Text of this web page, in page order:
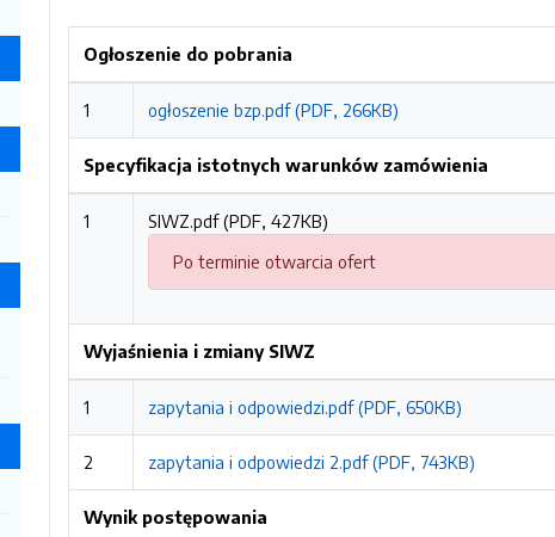
Ogłoszenie do pobrania
1 ogłoszenie bzp.pdf (PDF, 266KB)
Specyfikacja istotnych warunków zamówienia
1
SIWZ.pdf (PDF, 427KB)
Po terminie otwarcia ofert
Wyjaśnienia i zmiany SIWZ
1 zapytania i odpowiedzi.pdf (PDF, 650KB)
2 zapytania i odpowiedzi 2.pdf (PDF, 743KB)
Wynik postępowania